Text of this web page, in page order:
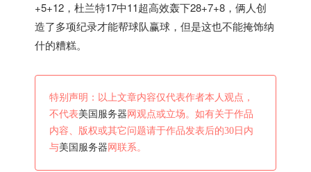
+5+12，杜兰特17中11超高效轰下28+7+8，俩人创
造了多项纪录才能帮球队赢球，但是这也不能掩饰纳
什的糟糕。
特别声明：以上文章内容仅代表作者本人观点，
不代表美国服务器 网观点或立场。如有关于作品
内容、版权或其它问题请于作品发表后的30日内
与美国服务器 网联系。